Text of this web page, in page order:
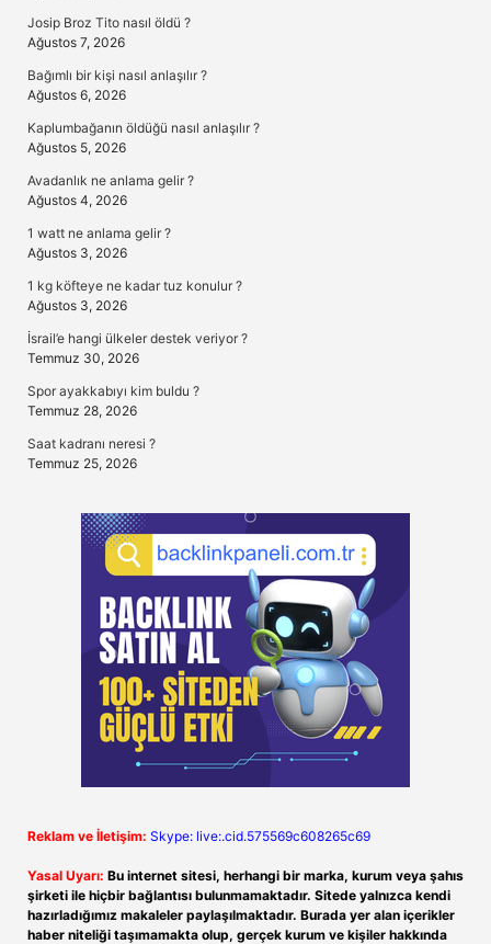
Josip Broz Tito nasıl öldü ?
Ağustos 7, 2026
Bağımlı bir kişi nasıl anlaşılır ?
Ağustos 6, 2026
Kaplumbağanın öldüğü nasıl anlaşılır ?
Ağustos 5, 2026
Avadanlık ne anlama gelir ?
Ağustos 4, 2026
1 watt ne anlama gelir ?
Ağustos 3, 2026
1 kg köfteye ne kadar tuz konulur ?
Ağustos 3, 2026
İsrail’e hangi ülkeler destek veriyor ?
Temmuz 30, 2026
Spor ayakkabıyı kim buldu ?
Temmuz 28, 2026
Saat kadranı neresi ?
Temmuz 25, 2026
Reklam ve İletişim: Skype: live:.cid.575569c608265c69
Yasal Uyarı: Bu internet sitesi, herhangi bir marka, kurum veya şahıs
şirketi ile hiçbir bağlantısı bulunmamaktadır. Sitede yalnızca kendi
hazırladığımız makaleler paylaşılmaktadır. Burada yer alan içerikler
haber niteliği taşımamakta olup, gerçek kurum ve kişiler hakkında